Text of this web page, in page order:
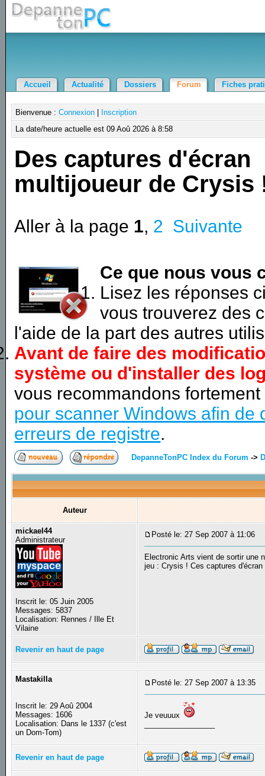
Accueil Actualité Dossiers Forum Fiches
Bienvenue :Connexion
Inscription
La date/heure actuelle est 09 Aoû 2026 à 8:58
Des captures d'écran
multijoueur de Crysis
Aller à la page 1, 2 Suivante
Ce que nous vous
Lisez les réponses
vous trouverez des
l'aide de la part des autres
Avant de faire des
système ou d'installer des
vous recommandons
pour scanner Windows afin de
erreurs de registre.
DepanneTonPC Index du Forum ->
Auteur
mickael44
Administrateur
Inscrit le: 05 Juin 2005
Messages: 5837
Localisation: Rennes / Ille Et
Vilaine
Posté le: 27 Sep 2007 à 11:06
Electronic Arts vient de sortir une
jeu : Crysis ! Ces captures
Revenir en haut de page
Mastakilla
Inscrit le: 29 Aoû 2004
Messages: 1606
Localisation: Dans le 1337 (c'est
un Dom-Tom)
Posté le: 27 Sep 2007 à 13:35
Je veuuux
Revenir en haut de page